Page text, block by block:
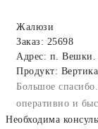
Жалюзи
Заказ: 25698
Адрес: п. Вешки.
Продукт:
Большое
оперативно и
Необходима